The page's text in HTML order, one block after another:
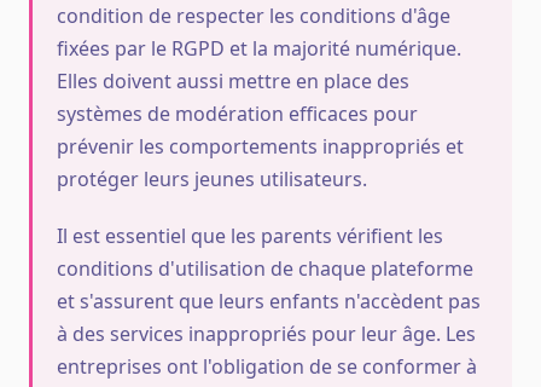
condition de respecter les conditions d'âge
fixées par le RGPD et la majorité numérique.
Elles doivent aussi mettre en place des
systèmes de modération efficaces pour
prévenir les comportements inappropriés et
protéger leurs jeunes utilisateurs.
Il est essentiel que les parents vérifient les
conditions d'utilisation de chaque plateforme
et s'assurent que leurs enfants n'accèdent pas
à des services inappropriés pour leur âge. Les
entreprises ont l'obligation de se conformer à